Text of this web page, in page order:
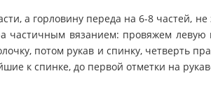
а горловину переда на 6-8 частей,
частичным вязанием: провяжем левую
потом рукав и спинку, четверть
к спинке, до первой отметки на